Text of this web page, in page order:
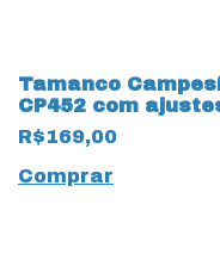
Tamanco
CP452 com
Almeria Malagueta
Vermelho
R$169,00
Comprar